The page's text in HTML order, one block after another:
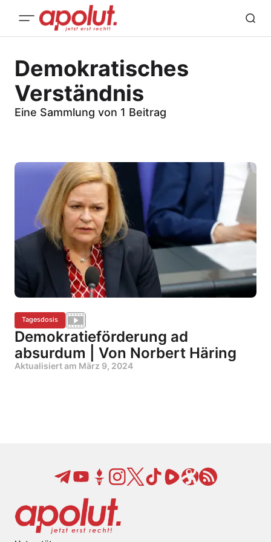
Demokratisches
Verständnis
Eine Sammlung von 1 Beitrag
Tagesdosis
Demokratieförderung ad
absurdum | Von Norbert Häring
Aktualisiert am März 9, 2024